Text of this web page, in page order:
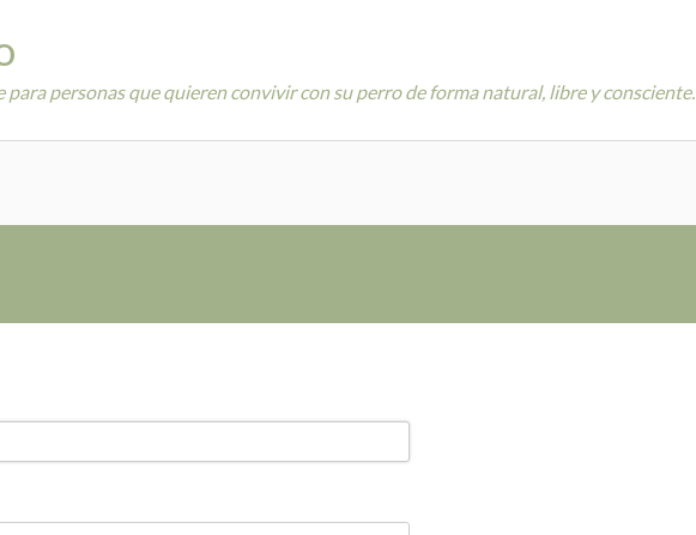
para personas que quieren convivir con su perro de forma natural, libre y consciente.